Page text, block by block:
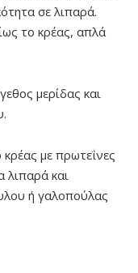
σε λιπαρά.
το κρέας, απλά
μερίδας και
με πρωτεΐνες
λιπαρά και
ή γαλοπούλας